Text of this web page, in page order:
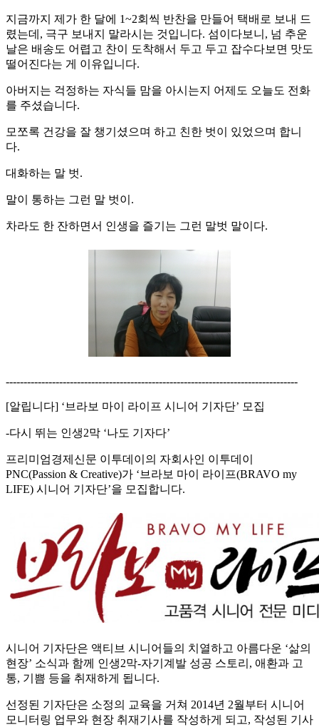
지금까지 제가 한 달에 1~2회씩 반찬을 만들어 택배로 보내 드
렸는데, 극구 보내지 말라시는 것입니다. 섬이다보니, 넘 추운
날은 배송도 어렵고 찬이 도착해서 두고 두고 잡수다보면 맛도
떨어진다는 게 이유입니다.
아버지는 걱정하는 자식들 맘을 아시는지 어제도 오늘도 전화
를 주셨습니다.
모쪼록 건강을 잘 챙기셨으며 하고 친한 벗이 있었으며 합니
다.
대화하는 말 벗.
말이 통하는 그런 말 벗이.
차라도 한 잔하면서 인생을 즐기는 그런 말벗 말이다.
----------------------------------------------------------------------------------
[알립니다] ‘브라보 마이 라이프 시니어 기자단’ 모집
-다시 뛰는 인생2막 ‘나도 기자다’
프리미엄경제신문 이투데이의 자회사인 이투데이
PNC(Passion & Creative)가 ‘브라보 마이 라이프(BRAVO my
LIFE) 시니어 기자단’을 모집합니다.
시니어 기자단은 액티브 시니어들의 치열하고 아름다운 ‘삶의
현장’ 소식과 함께 인생2막-자기계발 성공 스토리, 애환과 고
통, 기쁨 등을 취재하게 됩니다.
선정된 기자단은 소정의 교육을 거쳐 2014년 2월부터 시니어
모니터링 업무와 현장 취재기사를 작성하게 되고, 작성된 기사